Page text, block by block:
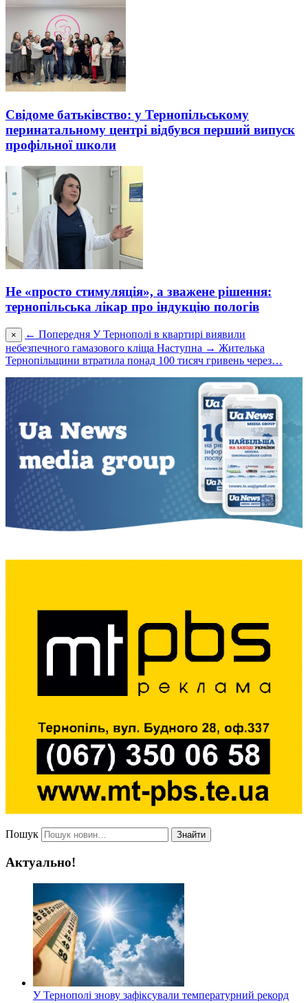
Свідоме батьківство: у Тернопільському
перинатальному центрі відбувся перший випуск
профільної школи
Не «просто стимуляція», а зважене рішення:
тернопільська лікар про індукцію пологів
× ← Попередня У Тернополі в квартирі виявили
небезпечного гамазового кліща Наступна → Жителька
Тернопільщини втратила понад 100 тисяч гривень через…
Пошук Знайти
Актуально!
У Тернополі знову зафіксували температурний рекорд